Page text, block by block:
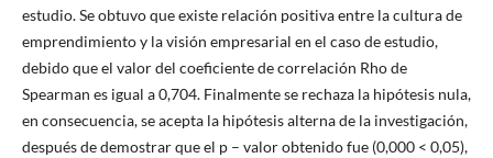
estudio. Se obtuvo que existe relación positiva entre la cultura de
emprendimiento y la visión empresarial en el caso de estudio,
debido que el valor del coeficiente de correlación Rho de
Spearman es igual a 0,704. Finalmente se rechaza la hipótesis nula,
en consecuencia, se acepta la hipótesis alterna de la investigación,
después de demostrar que el p – valor obtenido fue (0,000 < 0,05),